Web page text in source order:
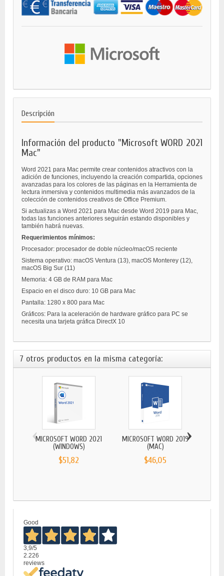
Descripción
Información del producto "Microsoft WORD 2021
Mac"
Word 2021 para Mac permite crear contenidos atractivos con la
adición de funciones, incluyendo la creación compartida, opciones
avanzadas para los colores de las páginas en la Herramienta de
lectura inmersiva y contenidos multimedia más avanzados de la
colección de contenidos creativos de Office Premium.
Si actualizas a Word 2021 para Mac desde Word 2019 para Mac,
todas las funciones anteriores seguirán estando disponibles y
también habrá nuevas.
Requerimientos mínimos:
Procesador: procesador de doble núcleo/macOS reciente
Sistema operativo: macOS Ventura (13), macOS Monterey (12),
macOS Big Sur (11)
Memoria: 4 GB de RAM para Mac
Espacio en el disco duro: 10 GB para Mac
Pantalla: 1280 x 800 para Mac
Gráficos: Para la aceleración de hardware gráfico para PC se
necesita una tarjeta gráfica DirectX 10
7 otros productos en la misma categoría:
MICROSOFT WORD 2021
(WINDOWS)
$51,82
MICROSOFT WORD 2019
(MAC)
$46,05
‹ ›
Good
3,9/5
2.226
reviews